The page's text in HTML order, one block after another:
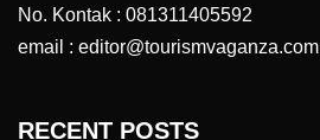
No. Kontak : 081311405592
email : editor@tourismvaganza.com
RECENT POSTS